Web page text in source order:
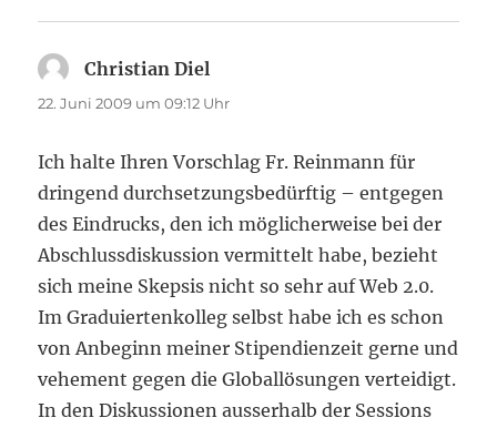
Christian Diel
22. Juni 2009 um 09:12 Uhr
Ich halte Ihren Vorschlag Fr. Reinmann für
dringend durchsetzungsbedürftig – entgegen
des Eindrucks, den ich möglicherweise bei der
Abschlussdiskussion vermittelt habe, bezieht
sich meine Skepsis nicht so sehr auf Web 2.0.
Im Graduiertenkolleg selbst habe ich es schon
von Anbeginn meiner Stipendienzeit gerne und
vehement gegen die Globallösungen verteidigt.
In den Diskussionen ausserhalb der Sessions